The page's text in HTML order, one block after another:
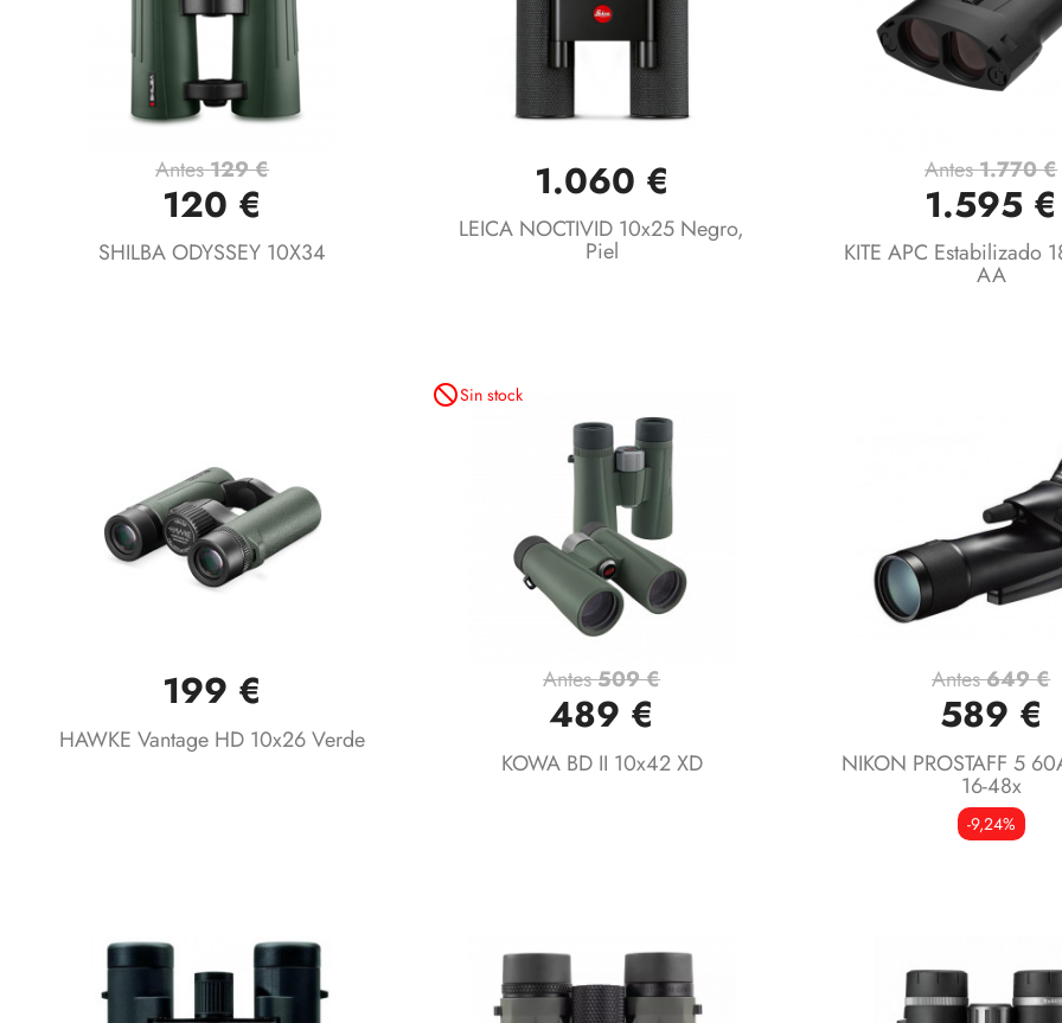
Vista rápida
Antes129 €
120 €
SHILBA ODYSSEY 10X34
 Vista rápida
1.060 €
LEICA NOCTIVID 10x25 Negro,
Piel
Vista rápida
Antes1.770 €
1.595 €
KITE APC Estabilizado
AA
Vista rápida
199 €
HAWKE Vantage HD 10x26 Verde
not_interestedSin stock
Vista rápida
Antes509 €
489 €
KOWA BD II 10x42 XD
Vista rápida
Antes649 €
589 €
NIKON PROSTAFF 5
16-48x
-9,24%